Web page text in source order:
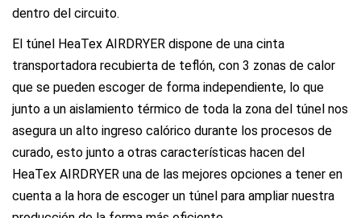
dentro del circuito.
El túnel HeaTex AIRDRYER dispone de una cinta
transportadora recubierta de teflón, con 3 zonas de calor
que se pueden escoger de forma independiente, lo que
junto a un aislamiento térmico de toda la zona del túnel nos
asegura un alto ingreso calórico durante los procesos de
curado, esto junto a otras características hacen del
HeaTex AIRDRYER una de las mejores opciones a tener en
cuenta a la hora de escoger un túnel para ampliar nuestra